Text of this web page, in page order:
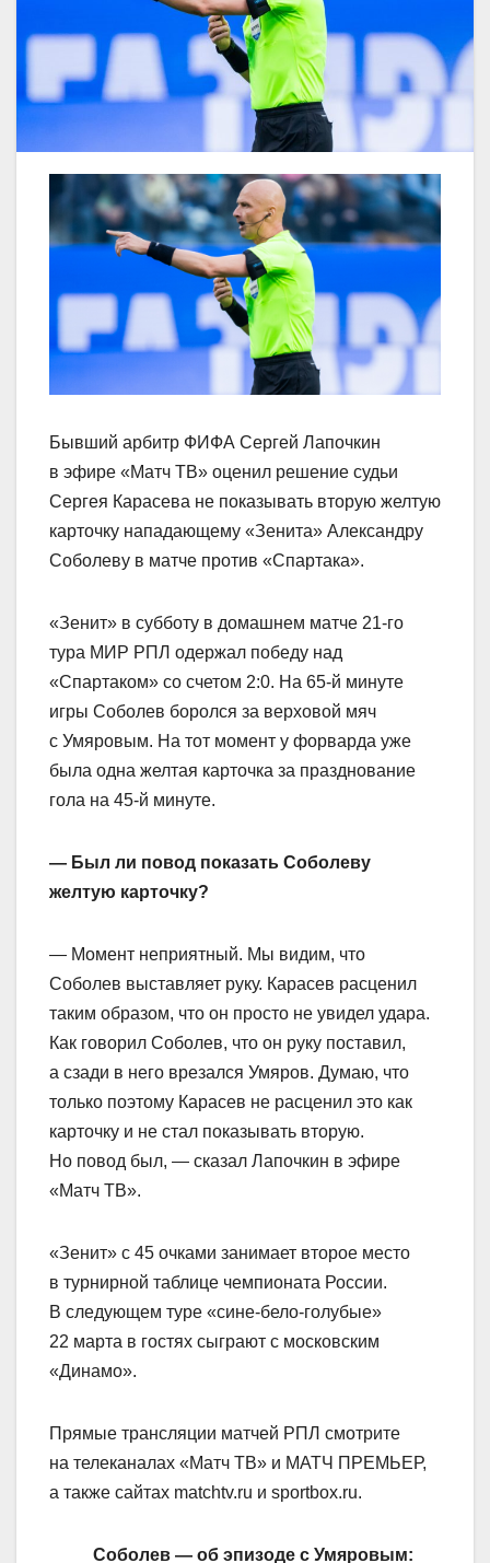
Бывший арбитр ФИФА Сергей Лапочкин
в эфире «Матч ТВ» оценил решение судьи
Сергея Карасева не показывать вторую желтую
карточку нападающему «Зенита» Александру
Соболеву в матче против «Спартака».
«Зенит» в субботу в домашнем матче 21‑го
тура МИР РПЛ одержал победу над
«Спартаком» со счетом 2:0. На 65‑й минуте
игры Соболев боролся за верховой мяч
с Умяровым. На тот момент у форварда уже
была одна желтая карточка за празднование
гола на 45‑й минуте.
— Был ли повод показать Соболеву
желтую карточку?
— Момент неприятный. Мы видим, что
Соболев выставляет руку. Карасев расценил
таким образом, что он просто не увидел удара.
Как говорил Соболев, что он руку поставил,
а сзади в него врезался Умяров. Думаю, что
только поэтому Карасев не расценил это как
карточку и не стал показывать вторую.
Но повод был, — сказал Лапочкин в эфире
«Матч ТВ».
«Зенит» с 45 очками занимает второе место
в турнирной таблице чемпионата России.
В следующем туре «сине‑бело‑голубые»
22 марта в гостях сыграют с московским
«Динамо».
Прямые трансляции матчей РПЛ смотрите
на телеканалах «Матч ТВ» и МАТЧ ПРЕМЬЕР,
а также сайтах matchtv.ru и sportbox.ru.
Соболев — об эпизоде с Умяровым: